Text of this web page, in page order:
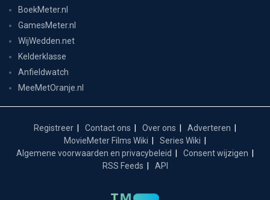
BoekMeter.nl
GamesMeter.nl
WijWedden.net
Kelderklasse
Anfieldwatch
MeeMetOranje.nl
Registreer Contact ons Over ons
Adverteren
MovieMeter Films Wiki
Series Wiki
Algemene voorwaarden en privacybeleid
Consent wijzigen
RSS Feeds
API